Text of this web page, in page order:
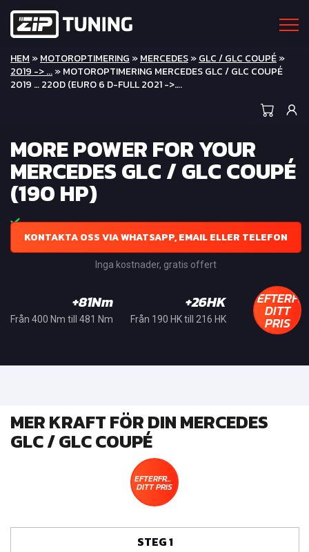
HEM »MOTOROPTIMERING »MERCEDES»GLC / GLC COUPÉ»
2019 -> ...» MOTOROPTIMERING MERCEDES GLC / GLC COUPÉ
2019 … 220D (EURO 6 D-FULL 2021 ->….
MORE POWER FOR YOUR
MERCEDES GLC / GLC COUPÉ
(190 HP)
KONTAKTA OSS VIA WHATSAPP, EMAIL ELLER TELEFON
Inga kostnader, gratis offert
+81Nm
Från 400 Nm till 481 Nm
+26HK
Från 190 HK till 216 HK DITT
PRIS
MER KRAFT FÖR DIN MERCEDES
GLC / GLC COUPÉ
EFTERFRÅGA
DITT PRIS
STEG 1